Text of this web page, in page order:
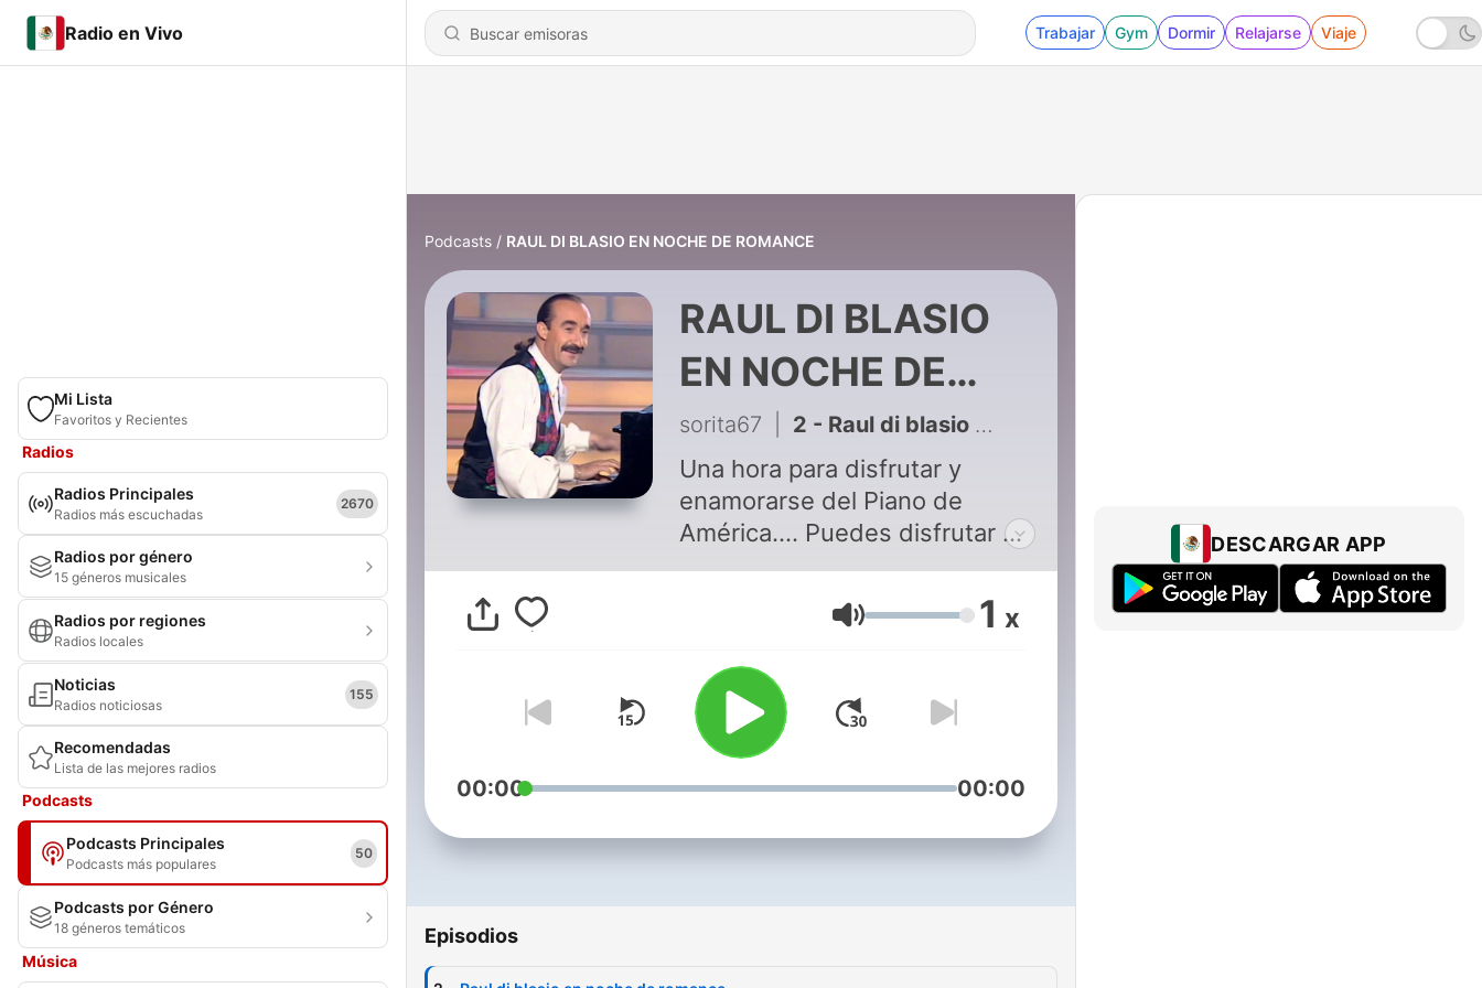
Radio en Vivo Trabajar Gym Dormir Relajarse Viaje
Mi Lista
Favoritos y Recientes
Radios
Radios Principales
Radios más escuchadas
2670
Radios por género
15 géneros musicales
Radios por regiones
Radios locales
Noticias
Radios noticiosas
155
Recomendadas
Lista de las mejores radios
Podcasts
Podcasts Principales
Podcasts más populares
50
Podcasts por Género
18 géneros temáticos
Música
Podcasts RAUL DI BLASIO EN NOCHE DE ROMANCE
RAUL DI BLASIO
EN NOCHE DE
ROMANCE
sorita67 2 - Raul di blasio en noche de romance
Una hora para disfrutar y
enamorarse del Piano de
América.... Puedes disfrutar de
este programa y de música
Soritaradio1.blogspot.com O
descarga nuestra aplicación
Soritaradio Somos SoritaRadio
La radio que es para tì The
radio That is for you
Volumen 1 x
00:00 00:00
Episodios
DESCARGAR APP